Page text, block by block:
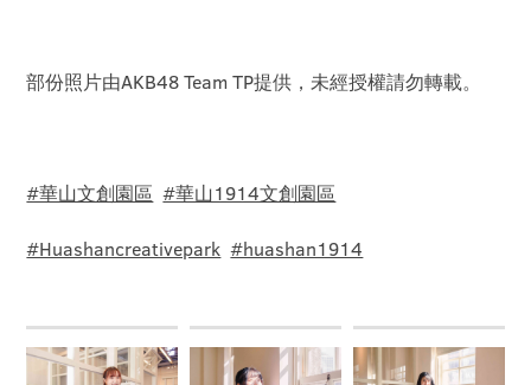
部份照片由AKB48 Team TP提供，未經授權請勿轉載。
#華山文創園區 #華山1914文創園區
#Huashancreativepark #huashan1914